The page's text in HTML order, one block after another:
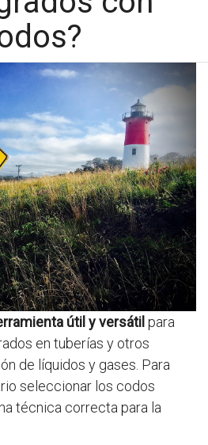
útil y versátil para
en tuberías y otros
de líquidos y gases. Para
seleccionar los codos
técnica correcta para la